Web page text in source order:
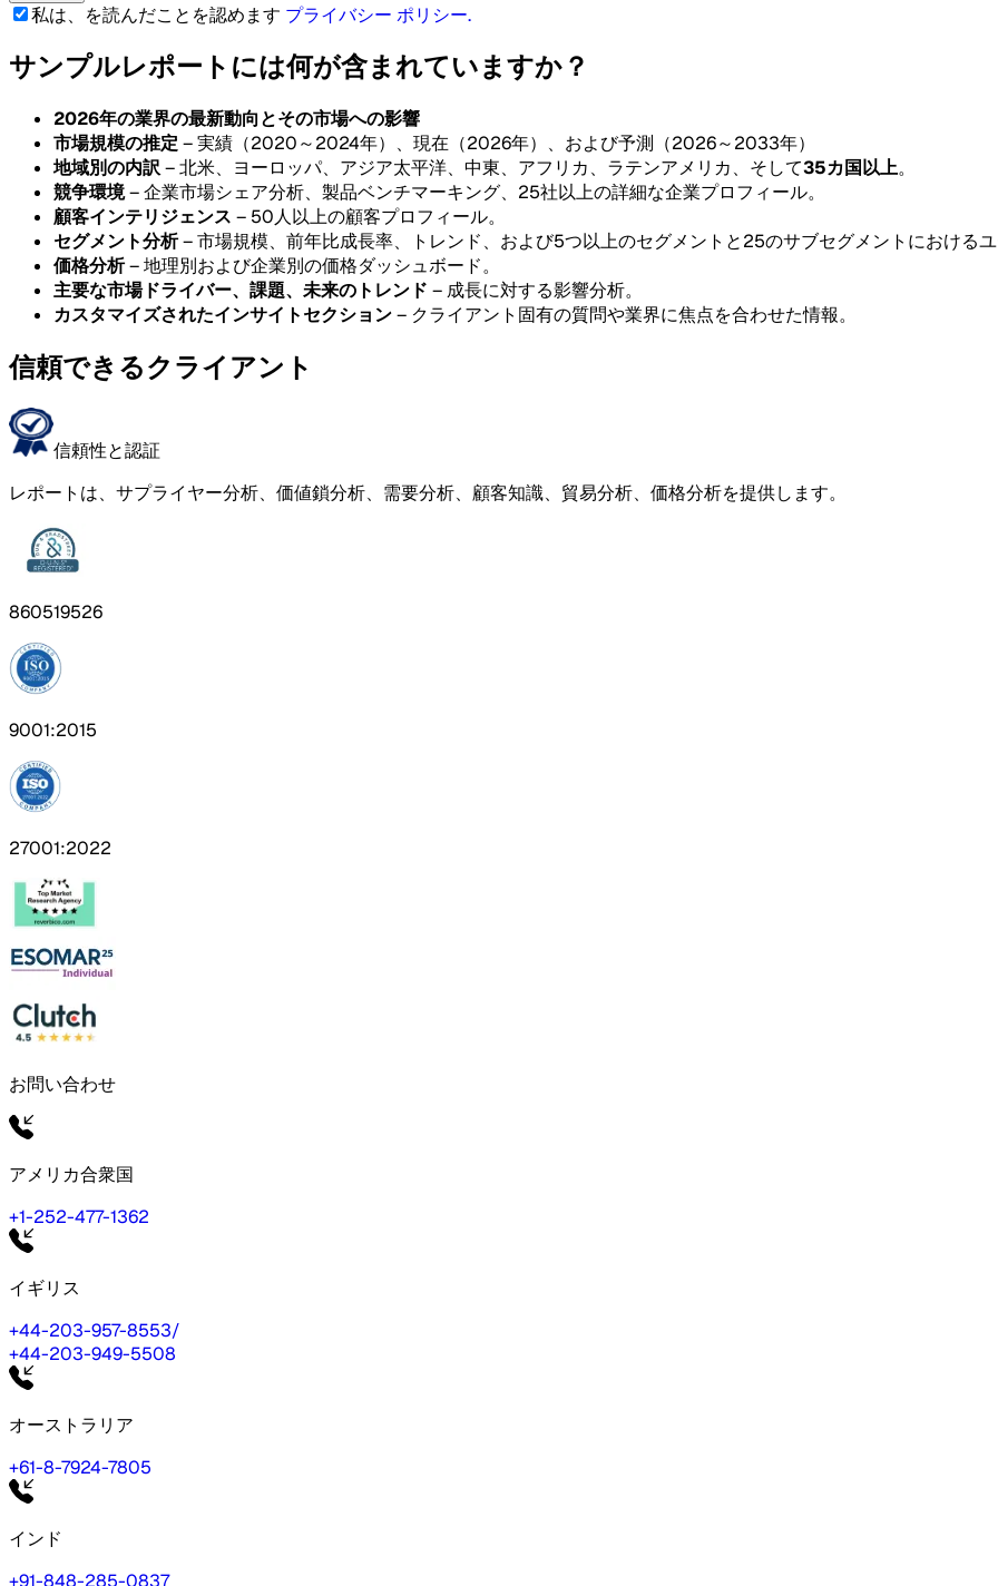
私は、を読んだことを認めます プライバシー ポリシー.
サンプルレポートには何が含まれていますか？
2026年の業界の最新動向とその市場への影響
市場規模の推定– 実績（2020～2024年）、現在（2026年）、および予測（2026～2033年）
地域別の内訳– 北米、ヨーロッパ、アジア太平洋、中東、アフリカ、ラテンアメリカ、そして35カ国以上。
競争環境– 企業市場シェア分析、製品ベンチマーキング、25社以上の詳細な企業プロフィール。
顧客インテリジェンス – 50人以上の顧客プロフィール。
セグメント分析– 市場規模、前年比成長率、トレンド、および5つ以上のセグメントと25のサブセグメントにおけるユ
価格分析– 地理別および企業別の価格ダッシュボード。
主要な市場ドライバー、課題、未来のトレンド – 成長に対する影響分析。
カスタマイズされたインサイトセクション– クライアント固有の質問や業界に焦点を合わせた情報。
信頼できるクライアント
信頼性と認証
レポートは、サプライヤー分析、価値鎖分析、需要分析、顧客知識、貿易分析、価格分析を提供します。
860519526
9001:2015
27001:2022
お問い合わせ
アメリカ合衆国
+1-252-477-1362
イギリス
+44-203-957-8553/
+44-203-949-5508
オーストラリア
+61-8-7924-7805
インド
+91-848-285-0837